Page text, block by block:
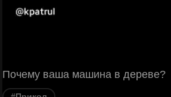
Почему ваша машина в дереве?